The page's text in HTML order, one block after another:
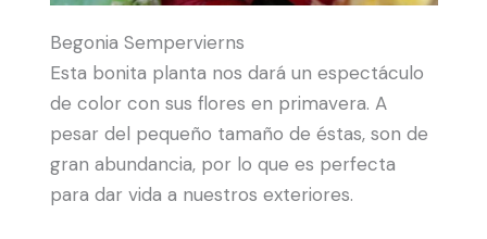
Begonia Sempervierns
Esta bonita planta nos dará un espectáculo
de color con sus flores en primavera. A
pesar del pequeño tamaño de éstas, son de
gran abundancia, por lo que es perfecta
para dar vida a nuestros exteriores.